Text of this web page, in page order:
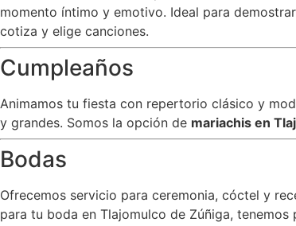
momento íntimo y emotivo. Ideal para
cotiza y elige canciones.
Cumpleaños
Animamos tu fiesta con repertorio clásico y
y grandes. Somos la opción de mariachis en
Bodas
Ofrecemos servicio para ceremonia, cóctel y
para tu boda en Tlajomulco de Zúñiga,